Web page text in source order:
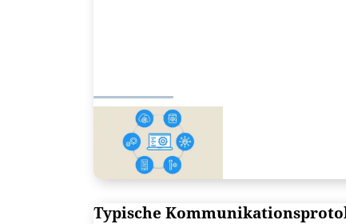
Typische